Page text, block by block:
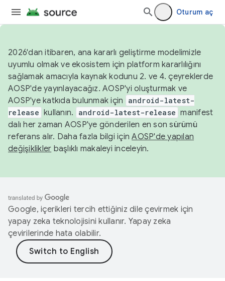
Oturum aç
2026'dan itibaren, ana kararlı geliştirme modelimizle
uyumlu olmak ve ekosistem için platform kararlılığını
sağlamak amacıyla kaynak kodunu 2. ve 4. çeyreklerde
AOSP'de yayınlayacağız. AOSP'yi oluşturmak ve
AOSP'ye katkıda bulunmak için
android-latest-
release kullanın. android-latest-release manifest
dalı her zaman AOSP'ye gönderilen en son sürümü
referans alır. Daha fazla bilgi içinAOSP'de yapılan
değişiklikler başlıklı makaleyi inceleyin.
Google, içerikleri tercih ettiğiniz dile çevirmek için
yapay zeka teknolojisini kullanır. Yapay zeka
çevirilerinde hata olabilir.